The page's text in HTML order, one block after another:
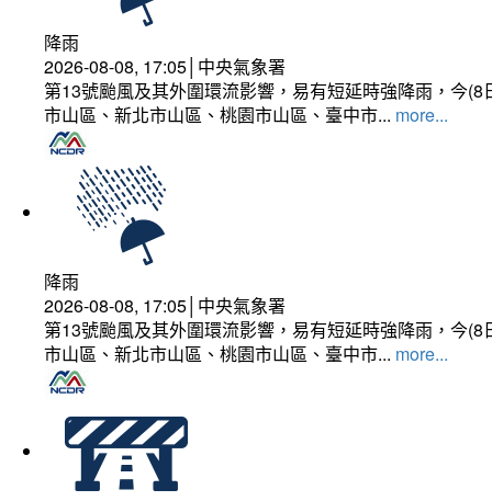
降雨
2026-08-08, 17:05│中央氣象署
第13號颱風及其外圍環流影響，易有短延時強降雨，今
市山區、新北市山區、桃園市山區、臺中市... more...
降雨
2026-08-08, 17:05│中央氣象署
第13號颱風及其外圍環流影響，易有短延時強降雨，今
市山區、新北市山區、桃園市山區、臺中市... more...